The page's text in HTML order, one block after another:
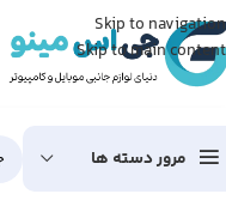
Skip to navigation
Skip to main content
مرور دسته ها